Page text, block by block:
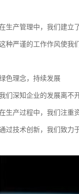
生产管理中，我们建立
种严谨的工作作风使我
色理念，持续发展
们深知企业的发展离不
生产过程中，我们注重
过技术创新，我们致力